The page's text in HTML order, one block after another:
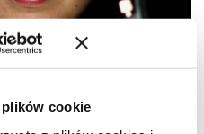
cookie